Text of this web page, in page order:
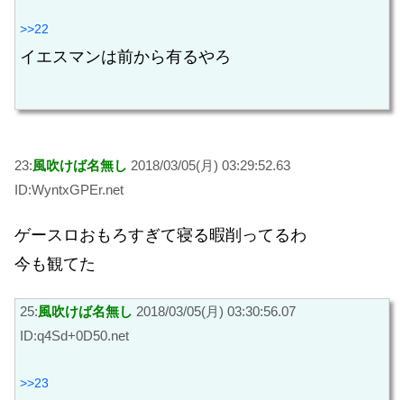
>>22
イエスマンは前から有るやろ
23:風吹けば名無し 2018/03/05(月) 03:29:52.63
ID:WyntxGPEr.net
ゲースロおもろすぎて寝る暇削ってるわ
今も観てた
25:風吹けば名無し 2018/03/05(月) 03:30:56.07
ID:q4Sd+0D50.net
>>23